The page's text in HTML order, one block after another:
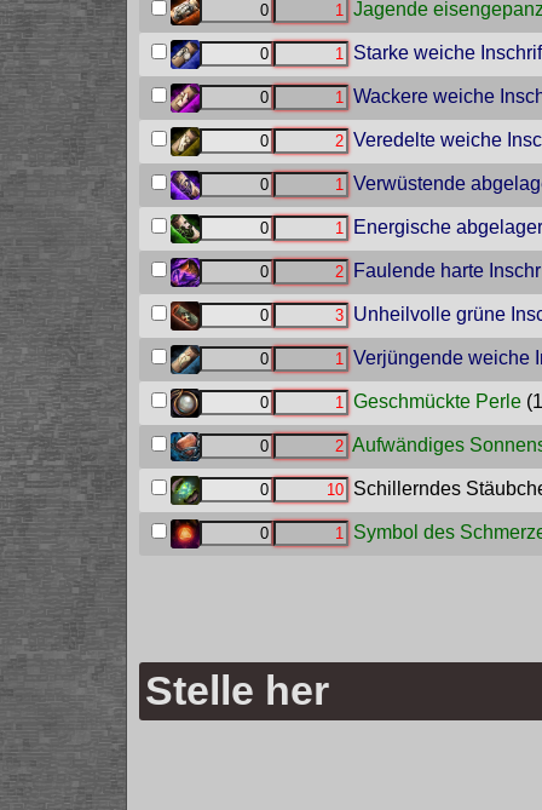
Jagende
Starke weiche
Wackere weiche
Veredelte weiche
Verwüstende
Energische
Faulende harte
Unheilvolle grüne
Verjüngende weiche
Geschmückte Perle(1
Aufwändiges
Schillerndes
Symbol des
Stelle her